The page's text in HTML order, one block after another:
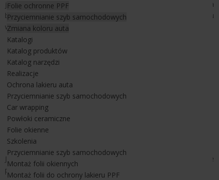
Folie ochronne PPF
Przyciemnianie szyb samochodowych
Zmiana koloru auta
Katalogi
Katalog produktów
Katalog narzędzi
Realizacje
Ochrona lakieru auta
Przyciemnianie szyb samochodowych
Car wrapping
Powłoki ceramiczne
Folie okienne
Szkolenia
Przyciemnianie szyb samochodowych
Montaż folii okiennych
Montaż folii do ochrony lakieru PPF
jednoczesnym urozmaiceniu wyglądu szyby z nastawieniem na
bardziej dekoracyjny wygląd przy jednoczesnym zapewnieniu
większej prywatności pomieszania.
Jest to folia wewnętrzna stosowana bez kłopotu na wszystkie
przeszklenia, szyby i okna oraz drzwi.